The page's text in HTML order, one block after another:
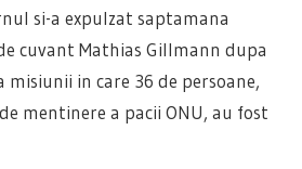
si-a expulzat saptamana
cuvant Mathias Gillmann dupa
in care 36 de persoane,
mentinere a pacii ONU, au fost